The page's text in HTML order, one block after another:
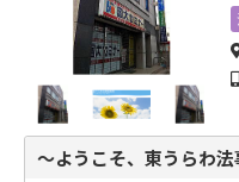
～ようこそ、東うらわ